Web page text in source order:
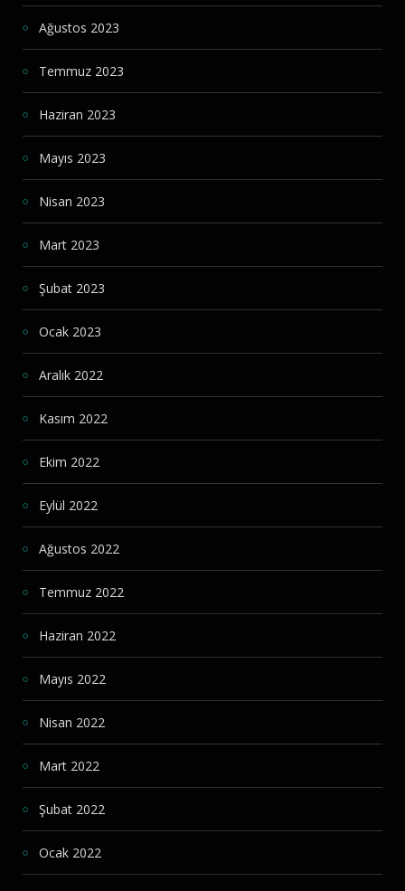
Ağustos 2023
Temmuz 2023
Haziran 2023
Mayıs 2023
Nisan 2023
Mart 2023
Şubat 2023
Ocak 2023
Aralık 2022
Kasım 2022
Ekim 2022
Eylül 2022
Ağustos 2022
Temmuz 2022
Haziran 2022
Mayıs 2022
Nisan 2022
Mart 2022
Şubat 2022
Ocak 2022